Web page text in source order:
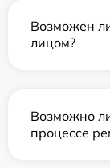
Возможен
лицом?
Возможно
процессе